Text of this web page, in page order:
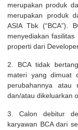
merupakan produk
merupakan produk
ASIA Tbk (“BCA”).
menyediakan
properti dari
2. BCA tidak
materi yang dimuat
perubahannya
dan/atau dikeluarkan
3. Calon debitur
karyawan BCA dari